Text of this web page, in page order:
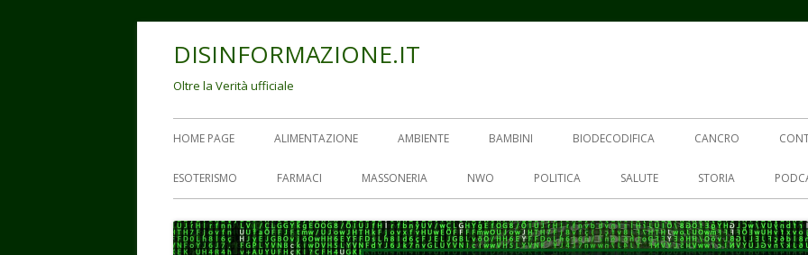
DISINFORMAZIONE.IT
Oltre la Verità ufficiale
Menu
principale
HOME PAGE ALIMENTAZIONE AMBIENTE BAMBINI BIODECODIFICA CANCRO
ESOTERISMO FARMACI MASSONERIA NWO POLITICA SALUTE STORIA